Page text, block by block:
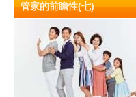
管家的前瞻性(七)